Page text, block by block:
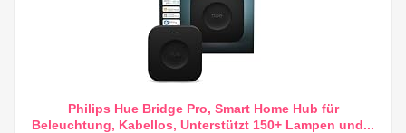
Philips Hue Bridge Pro, Smart Home Hub für
Beleuchtung, Kabellos, Unterstützt 150+ Lampen und...